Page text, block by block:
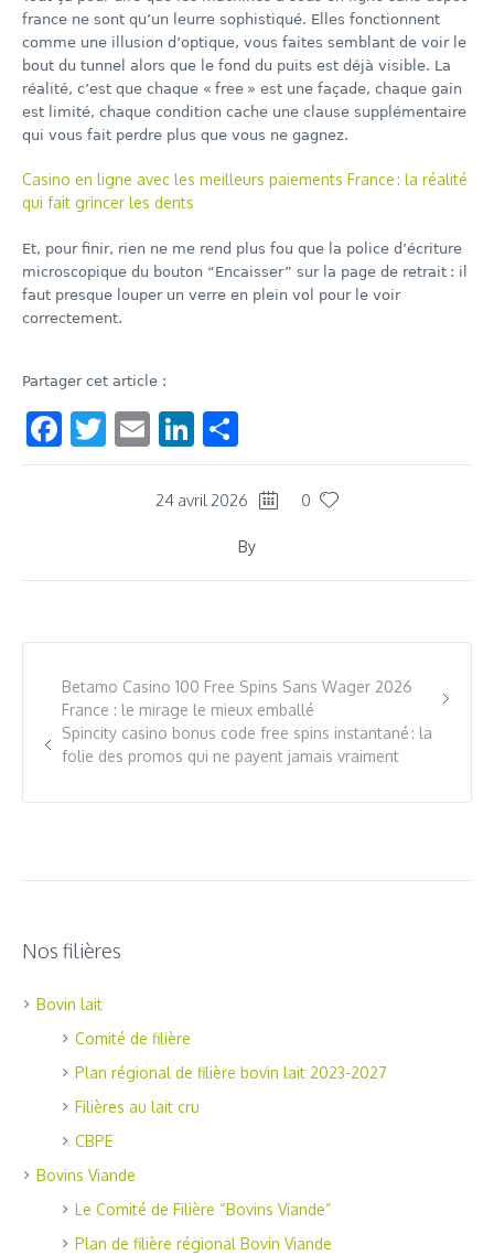
france ne sont qu’un leurre sophistiqué. Elles fonctionnent
comme une illusion d’optique, vous faites semblant de voir le
bout du tunnel alors que le fond du puits est déjà visible. La
réalité, c’est que chaque « free » est une façade, chaque gain
est limité, chaque condition cache une clause supplémentaire
qui vous fait perdre plus que vous ne gagnez.
Casino en ligne avec les meilleurs paiements France : la réalité
qui fait grincer les dents
Et, pour finir, rien ne me rend plus fou que la police d’écriture
microscopique du bouton “Encaisser” sur la page de retrait : il
faut presque louper un verre en plein vol pour le voir
correctement.
Partager cet article :
Facebook
Twitter
EmailLinkedIn
24 avril 2026 0
By
Betamo Casino 100 Free Spins Sans Wager 2026
France : le mirage le mieux emballé
Spincity casino bonus code free spins instantané : la
folie des promos qui ne payent jamais vraiment
Nos filières
Bovin lait
Comité de filière
Plan régional de filière bovin lait 2023-2027
Filières au lait cru
CBPE
Bovins Viande
Le Comité de Filière “Bovins Viande”
Plan de filière régional Bovin Viande